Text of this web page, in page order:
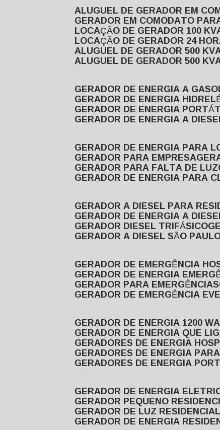
ALUGUEL DE GERADOR EM
GERADOR EM COMODATO
LOCAÇÃO DE GERADOR 100
LOCAÇÃO DE GERADOR 24
ALUGUEL DE GERADOR 500
ALUGUEL DE GERADOR 500
GERADOR DE ENERGIA A
GERADOR DE ENERGIA
GERADOR DE ENERGIA
GERADOR DE ENERGIA A
GERADOR DE ENERGIA PARA
GERADOR PARA EMPRESA
GERADOR PARA FALTA DE LUZ
GERADOR DE ENERGIA PARA
GERADOR A DIESEL PARA
GERADOR DE ENERGIA A
GERADOR DIESEL TRIFÁSICO
GERADOR A DIESEL SÃO
GERADOR DE EMERGÊNCIA
GERADOR DE ENERGIA
GERADOR PARA EMERGÊNCIAS
GERADOR DE EMERGÊNCIA
GERADOR DE ENERGIA 1200
GERADOR DE ENERGIA QUE
GERADORES DE ENERGIA
GERADORES DE ENERGIA
GERADORES DE ENERGIA
GERADOR DE ENERGIA
GERADOR PEQUENO
GERADOR DE LUZ RESIDENCIAL
GERADOR DE ENERGIA